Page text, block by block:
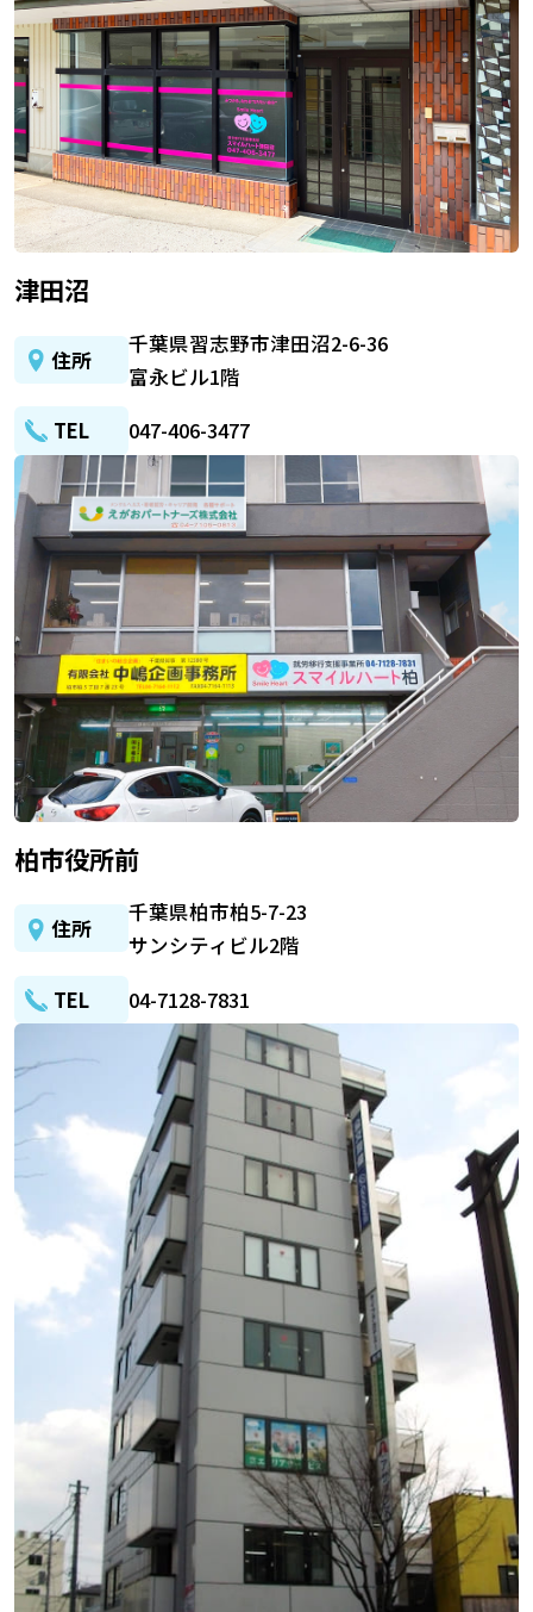
津田沼
住所
千葉県習志野市津田沼2-6-36
富永ビル1階
TEL
047-406-3477
柏市役所前
住所
千葉県柏市柏5-7-23
サンシティビル2階
TEL
04-7128-7831